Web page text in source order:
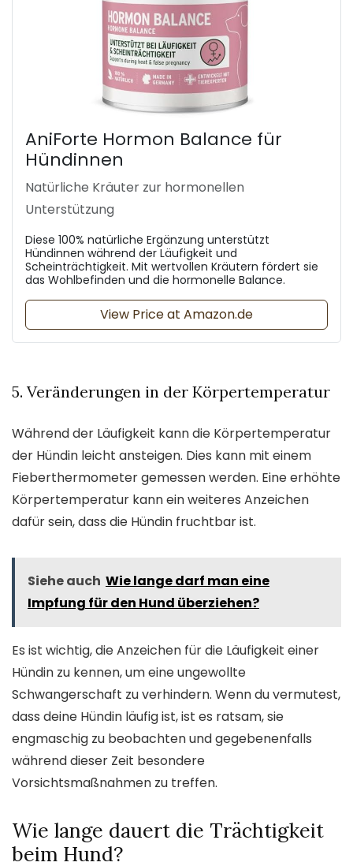
AniForte Hormon Balance für
Hündinnen
Natürliche Kräuter zur hormonellen
Unterstützung
Diese 100% natürliche Ergänzung unterstützt
Hündinnen während der Läufigkeit und
Scheinträchtigkeit. Mit wertvollen Kräutern fördert sie
das Wohlbefinden und die hormonelle Balance.
View Price at Amazon.de
5. Veränderungen in der Körpertemperatur
Während der Läufigkeit kann die Körpertemperatur
der Hündin leicht ansteigen. Dies kann mit einem
Fieberthermometer gemessen werden. Eine erhöhte
Körpertemperatur kann ein weiteres Anzeichen
dafür sein, dass die Hündin fruchtbar ist.
Siehe auch Wie lange darf man eine
Impfung für den Hund überziehen?
Es ist wichtig, die Anzeichen für die Läufigkeit einer
Hündin zu kennen, um eine ungewollte
Schwangerschaft zu verhindern. Wenn du vermutest,
dass deine Hündin läufig ist, ist es ratsam, sie
engmaschig zu beobachten und gegebenenfalls
während dieser Zeit besondere
Vorsichtsmaßnahmen zu treffen.
Wie lange dauert die Trächtigkeit
beim Hund?